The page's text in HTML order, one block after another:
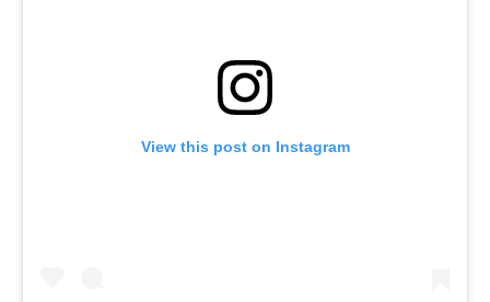
View this post on Instagram